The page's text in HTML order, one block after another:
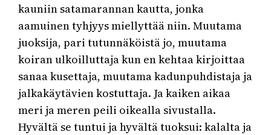
kauniin satamarannan kautta, jonka
aamuinen tyhjyys miellyttää niin. Muutama
juoksija, pari tutunnäköistä jo, muutama
koiran ulkoilluttaja kun en kehtaa kirjoittaa
sanaa kusettaja, muutama kadunpuhdistaja ja
jalkakäytävien kostuttaja. Ja kaiken aikaa
meri ja meren peili oikealla sivustalla.
Hyvältä se tuntui ja hyvältä tuoksui: kalalta ja